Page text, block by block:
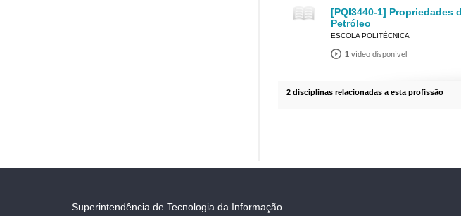
[PQI3440-1] Propriedades
Petróleo
ESCOLA POLITÉCNICA
1 vídeo disponível
2 disciplinas relacionadas a esta profissão
Superintendência de Tecnologia da Informação